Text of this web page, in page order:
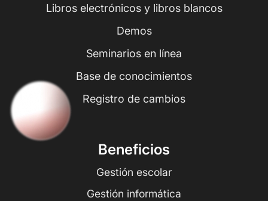
Libros electrónicos y libros blancos
Demos
Seminarios en línea
Base de conocimientos
Registro de cambios
Beneficios
Gestión escolar
Gestión informática